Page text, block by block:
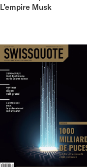
L’empire Musk